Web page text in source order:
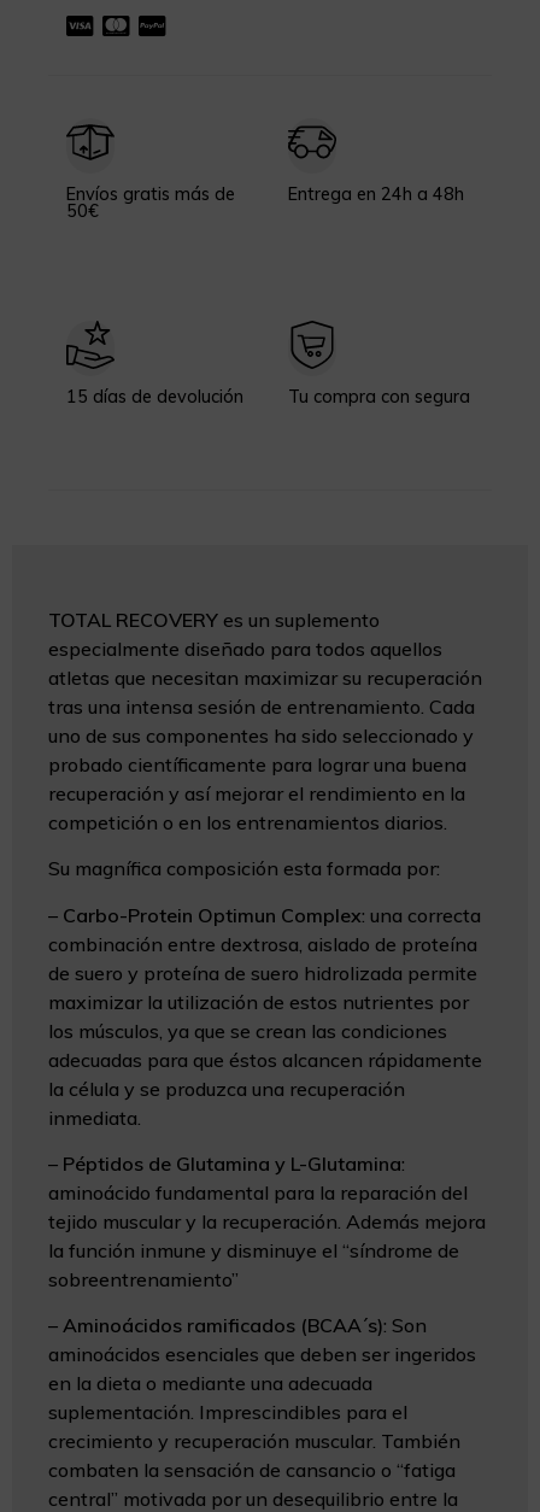
Envíos gratis más de
50€
Entrega en 24h a 48h
15 días de devolución Tu compra con segura
TOTAL RECOVERY es un suplemento
especialmente diseñado para todos aquellos
atletas que necesitan maximizar su recuperación
tras una intensa sesión de entrenamiento. Cada
uno de sus componentes ha sido seleccionado y
probado científicamente para lograr una buena
recuperación y así mejorar el rendimiento en la
competición o en los entrenamientos diarios.
Su magnífica composición esta formada por:
– Carbo-Protein Optimun Complex: una correcta
combinación entre dextrosa, aislado de proteína
de suero y proteína de suero hidrolizada permite
maximizar la utilización de estos nutrientes por
los músculos, ya que se crean las condiciones
adecuadas para que éstos alcancen rápidamente
la célula y se produzca una recuperación
inmediata.
– Péptidos de Glutamina y L-Glutamina:
aminoácido fundamental para la reparación del
tejido muscular y la recuperación. Además mejora
la función inmune y disminuye el “síndrome de
sobreentrenamiento”
– Aminoácidos ramificados (BCAA´s): Son
aminoácidos esenciales que deben ser ingeridos
en la dieta o mediante una adecuada
suplementación. Imprescindibles para el
crecimiento y recuperación muscular. También
combaten la sensación de cansancio o “fatiga
central” motivada por un desequilibrio entre la